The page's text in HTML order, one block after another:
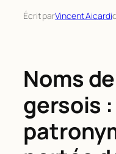
Écrit parVincent Aicardi
Noms
gersois